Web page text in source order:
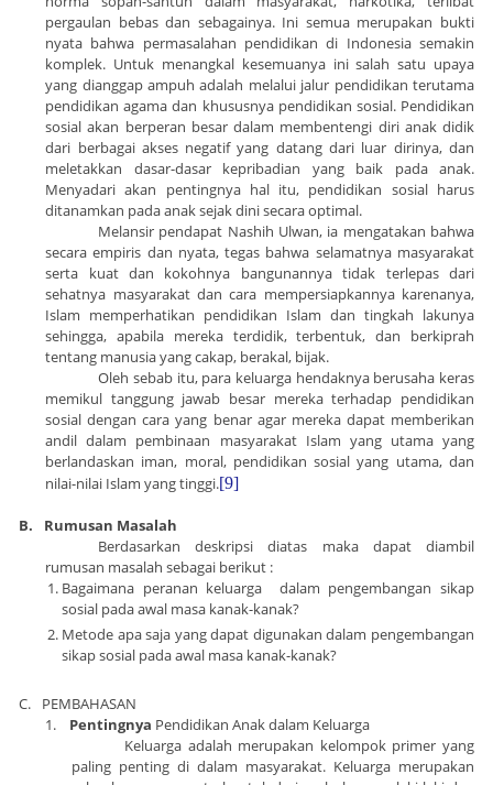
pergaulan bebas dan sebagainya. Ini semua merupakan bukti
nyata bahwa permasalahan pendidikan di Indonesiasemakin
komplek. Untuk menangkal kesemuanya ini salah satu upaya
yang dianggap ampuh adalah melalui jalur pendidikan terutama
pendidikan agama dan khususnya pendidikan sosial. Pendidikan
sosial akan berperan besar dalam membentengi diri anak didik
dari berbagai akses negatif yang datang dari luar dirinya, dan
meletakkan dasar-dasar kepribadian yang baik pada anak.
Menyadari akan pentingnya hal itu, pendidikan sosial harus
ditanamkan pada anak sejak dini secara optimal.
Melansir pendapat Nashih Ulwan, ia mengatakan bahwa
secara empiris dan nyata, tegas bahwa selamatnya masyarakat
serta kuat dan kokohnya bangunannya tidak terlepas dari
sehatnya masyarakat dan cara mempersiapkannya karenanya,
Islam memperhatikan pendidikan Islam dan tingkah lakunya
sehingga, apabila mereka terdidik, terbentuk, dan berkiprah
tentang manusia yang cakap, berakal, bijak.
Oleh sebab itu, para keluarga hendaknya berusaha keras
memikul tanggung jawab besar mereka terhadap pendidikan
sosial dengan cara yang benar agar mereka dapat memberikan
andil dalam pembinaan masyarakat Islam yang utama yang
berlandaskan iman, moral, pendidikan sosial yang utama, dan
nilai-nilai Islam yang tinggi.[9]
B.
Rumusan Masalah
Berdasarkan deskripsi diatas maka dapat diambil
rumusan masalah sebagai berikut :
Bagaimana peranan keluarga dalam pengembangan sikap
sosial pada awal masa kanak-kanak?
Metode apa saja yang dapat digunakan dalam pengembangan
sikap sosial pada awal masa kanak-kanak?
C.
PEMBAHASAN
1.
Pentingnya Pendidikan Anak dalam Keluarga
Keluarga adalah merupakan kelompok primer yang
paling penting di dalam masyarakat. Keluarga merupakan